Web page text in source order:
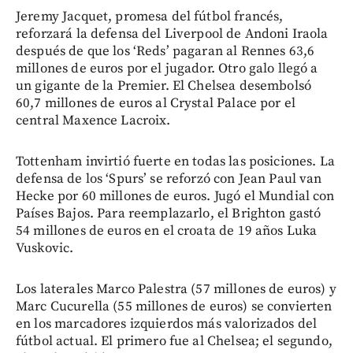
Jeremy Jacquet, promesa del fútbol francés,
reforzará la defensa del Liverpool de Andoni Iraola
después de que los ‘Reds’ pagaran al Rennes 63,6
millones de euros por el jugador. Otro galo llegó a
un gigante de la Premier. El Chelsea desembolsó
60,7 millones de euros al Crystal Palace por el
central Maxence Lacroix.
Tottenham invirtió fuerte en todas las posiciones. La
defensa de los ‘Spurs’ se reforzó con Jean Paul van
Hecke por 60 millones de euros. Jugó el Mundial con
Países Bajos. Para reemplazarlo, el Brighton gastó
54 millones de euros en el croata de 19 años Luka
Vuskovic.
Los laterales Marco Palestra (57 millones de euros) y
Marc Cucurella (55 millones de euros) se convierten
en los marcadores izquierdos más valorizados del
fútbol actual. El primero fue al Chelsea; el segundo,